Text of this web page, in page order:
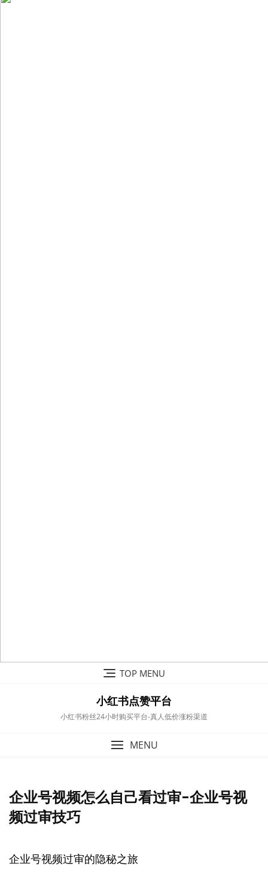
TOP MENU
小红书点赞平台
小红书粉丝24小时购买平台-真人低价涨粉渠道
MENU
企业号视频怎么自己看过审-企业号视
频过审技巧
企业号视频过审的隐秘之旅